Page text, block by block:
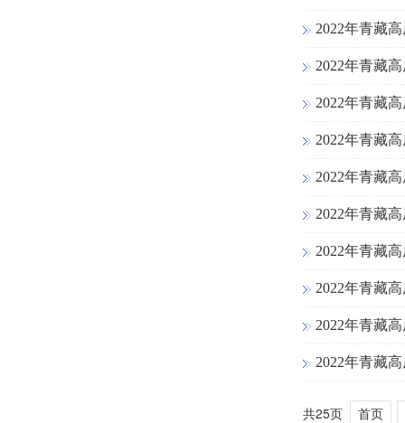
2022年青藏
2022年青藏
2022年青藏
2022年青藏
2022年青藏
2022年青藏
2022年青藏
2022年青藏
2022年青藏
2022年青藏
共25页 首页